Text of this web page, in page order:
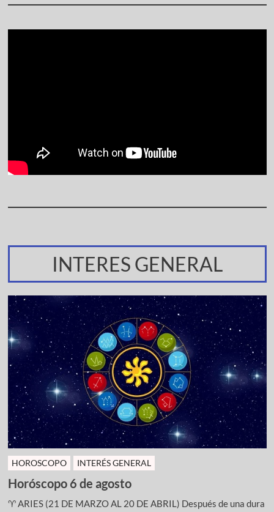
INTERES GENERAL
HOROSCOPO INTERÉS GENERAL
Horóscopo 6 de agosto
♈ ARIES (21 DE MARZO AL 20 DE ABRIL) Después de una dura